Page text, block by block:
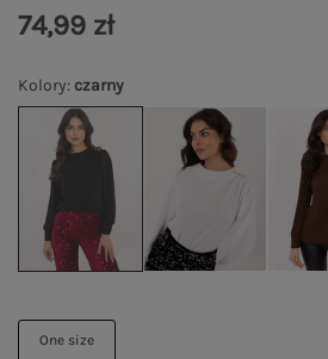
Kolory: czarny
One size
74,99 zł